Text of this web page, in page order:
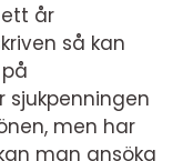
år
så kan
sjukpenningen
men har
man ansöka